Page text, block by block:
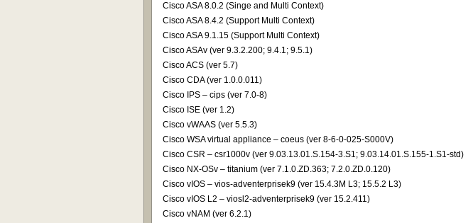
Cisco ASA 8.0.2 (Singe and Multi Context)
Cisco ASA 8.4.2 (Support Multi Context)
Cisco ASA 9.1.15 (Support Multi Context)
Cisco ASAv (ver 9.3.2.200; 9.4.1; 9.5.1)
Cisco ACS (ver 5.7)
Cisco CDA (ver 1.0.0.011)
Cisco IPS – cips (ver 7.0-8)
Cisco ISE (ver 1.2)
Cisco vWAAS (ver 5.5.3)
Cisco WSA virtual appliance – coeus (ver 8-6-0-025-S000V)
Cisco CSR – csr1000v (ver 9.03.13.01.S.154-3.S1; 9.03.14.01.S.155-1.S1-std)
Cisco NX-OSv – titanium (ver 7.1.0.ZD.363; 7.2.0.ZD.0.120)
Cisco vIOS – vios-adventerprisek9 (ver 15.4.3M L3; 15.5.2 L3)
Cisco vIOS L2 – viosl2-adventerprisek9 (ver 15.2.411)
Cisco vNAM (ver 6.2.1)